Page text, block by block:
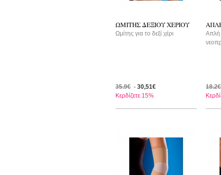
ΩΜΙΤΗΣ ΔΕΞΙΟΥ ΧΕΡΙΟΥ
Ωμίτης για το δεξί χέρι
35.9€ - 30,51€
Κερδίζετε 15%
Απλή
18.2€